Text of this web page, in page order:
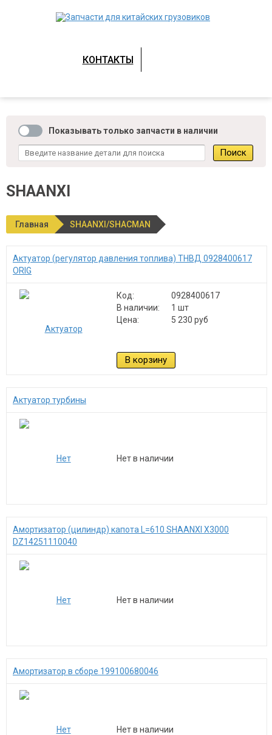
КОНТАКТЫ
Показывать только запчасти в наличии
SHAANXI
Главная SHAANXI/SHACMAN
Актуатор (регулятор давления топлива) ТНВД 0928400617
ORIG
Код:
0928400617
В наличии:
1 шт
Цена:
5 230 руб
В корзину
Актуатор турбины
Нет в наличии
Амортизатор (цилиндр) капота L=610 SHAANXI Х3000
DZ14251110040
Нет в наличии
Амортизатор в сборе 199100680046
Нет в наличии